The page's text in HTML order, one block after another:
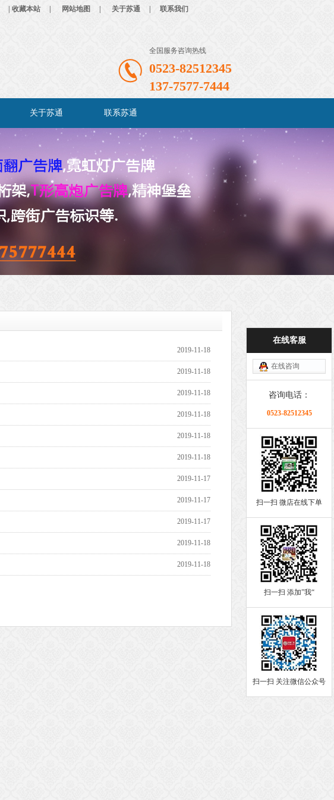
收藏本站 网站地图 关于苏通 联系我们
全国服务咨询热线
0523-82512345
137-7577-7444
关于苏通 联系苏通
2019-11-18
2019-11-18
2019-11-18
2019-11-18
2019-11-18
2019-11-18
2019-11-17
2019-11-17
2019-11-17
2019-11-18
2019-11-18
在线客服
在线咨询
咨询电话：
0523-82512345
扫一扫 微店在线下单
扫一扫 添加”我“
扫一扫 关注微信公众号